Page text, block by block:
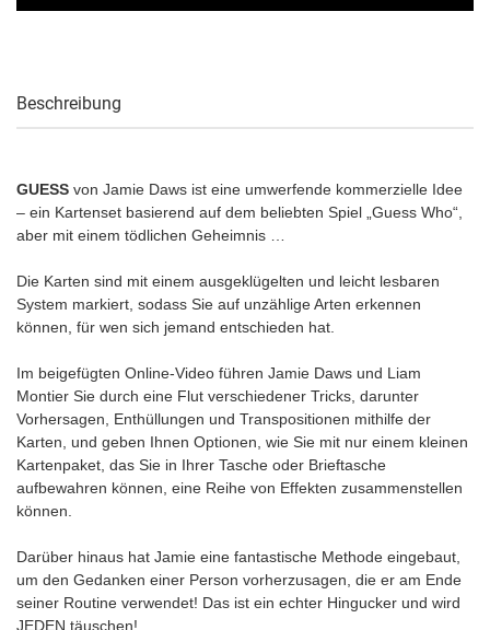
Beschreibung
GUESS von Jamie Daws ist eine umwerfende kommerzielle Idee
– ein Kartenset basierend auf dem beliebten Spiel „Guess Who“,
aber mit einem tödlichen Geheimnis …
Die Karten sind mit einem ausgeklügelten und leicht lesbaren
System markiert, sodass Sie auf unzählige Arten erkennen
können, für wen sich jemand entschieden hat.
Im beigefügten Online-Video führen Jamie Daws und Liam
Montier Sie durch eine Flut verschiedener Tricks, darunter
Vorhersagen, Enthüllungen und Transpositionen mithilfe der
Karten, und geben Ihnen Optionen, wie Sie mit nur einem kleinen
Kartenpaket, das Sie in Ihrer Tasche oder Brieftasche
aufbewahren können, eine Reihe von Effekten zusammenstellen
können.
Darüber hinaus hat Jamie eine fantastische Methode eingebaut,
um den Gedanken einer Person vorherzusagen, die er am Ende
seiner Routine verwendet! Das ist ein echter Hingucker und wird
JEDEN täuschen!